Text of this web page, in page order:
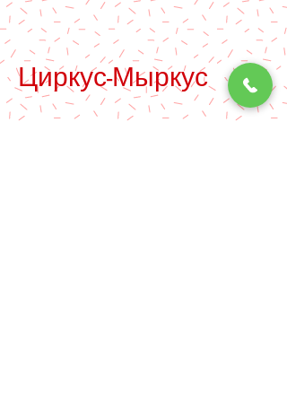
Циркус-Мыркус